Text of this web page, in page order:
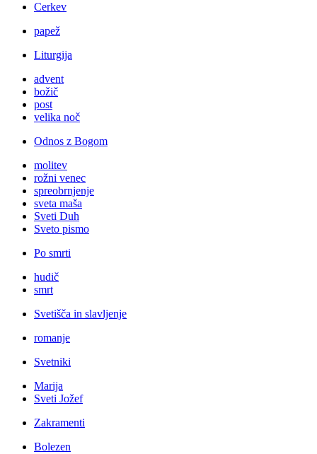
Cerkev
papež
Liturgija
advent
božič
post
velika noč
Odnos z Bogom
molitev
rožni venec
spreobrnjenje
sveta maša
Sveti Duh
Sveto pismo
Po smrti
hudič
smrt
Svetišča in slavljenje
romanje
Svetniki
Marija
Sveti Jožef
Zakramenti
Bolezen